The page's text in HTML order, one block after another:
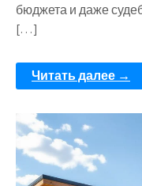
бюджета и даже
[…]
Читать далее →